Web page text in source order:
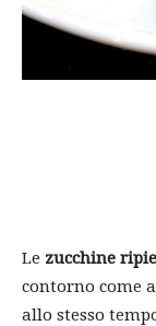
Le zucchine
contorno come
allo stesso